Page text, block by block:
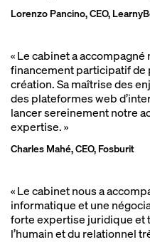
Lorenzo Pancino, CEO,
«Le cabinet a
financement participatif
création. Sa maîtrise des
des plateformes web
lancer sereinement notre
expertise.»
Charles Mahé, CEO, Fosburit
«Le cabinet nous a
informatique et une
forte expertise juridique et
l’humain et du relationnel